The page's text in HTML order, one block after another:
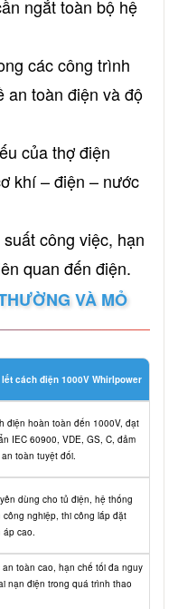
ngắt toàn bộ hệ
các công trình
an toàn điện và độ
của thợ điện
khí – điện – nước
công việc, hạn
quan đến điện.
VÀ MỎ
lết cách điện 1000V Whirlpower
điện hoàn toàn đến 1000V, đạt
IEC 60900, VDE, GS, C, đảm
toàn tuyệt đối.
dùng cho tủ điện, hệ thống
công nghiệp, thi công lắp đặt
áp cao.
an toàn cao, hạn chế tối đa nguy
nạn điện trong quá trình thao